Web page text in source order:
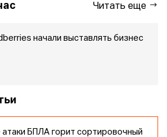
Читать еще
начали выставлять бизнес
атаки БПЛА горит сортировочный